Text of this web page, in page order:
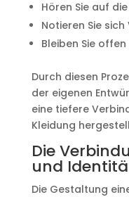
Hören Sie auf
Notieren Sie
Bleiben Sie
Durch diesen
der eigenen
eine tiefere
Kleidung
Die
und
Die Gestaltung